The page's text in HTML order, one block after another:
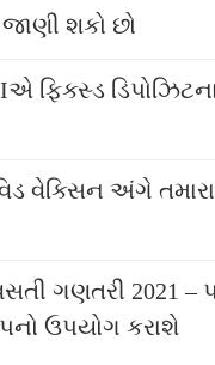
શકો છો
ફિક્સ્ડ
વેક્સિન અંગે
ગણતરી 2021 –
ઉપયોગ કરાશે